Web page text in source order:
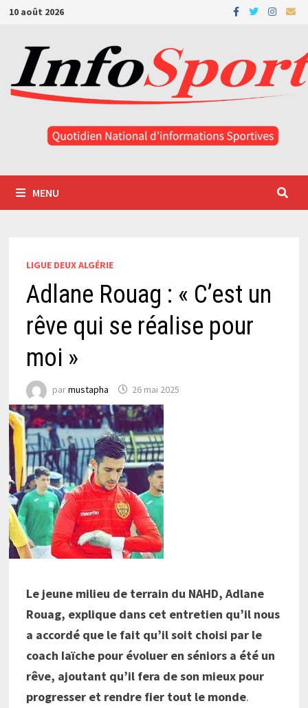
Passer
contenu
10 août 2026
MENU
LIGUE DEUX ALGÉRIE
Adlane Rouag : « C’est un
rêve qui se réalise pour
moi »
parmustapha 26 mai 2025
Le jeune milieu de terrain du NAHD, Adlane
Rouag, explique dans cet entretien qu’il nous
a accordé que le fait qu’il soit choisi par le
coach Iaïche pour évoluer en séniors a été un
rêve, ajoutant qu’il fera de son mieux pour
progresser et rendre fier tout le monde.